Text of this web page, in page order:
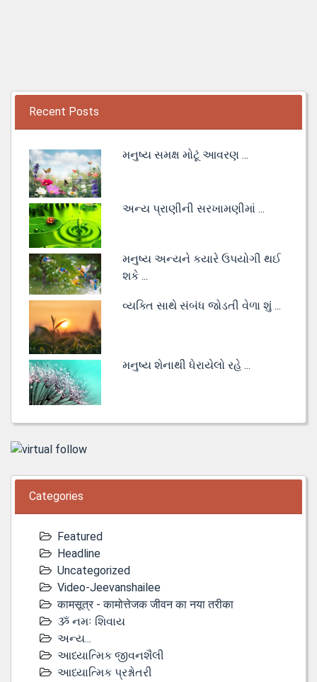
Recent Posts
મનુષ્ય સમક્ષ મોટૂં આવરણ ...
અન્ય પ્રાણીની સરખામણીમાં ...
મનુષ્ય અન્યને કયારે ઉપયોગી થઈ
શકે ...
વ્યક્તિ સાથે સંબંધ જોડતી વેળા શું ...
મનુષ્ય શેનાથી ધેરાયેલો રહે ...
Categories
Featured
Headline
Uncategorized
Video-Jeevanshailee
कामसूत्र - कामोत्तेजक जीवन का नया तरीका
ૐ નમઃ શિવાય
અન્ય...
આધ્યાત્મિક જીવનશૈલી
આધ્યાત્મિક પ્રશ્નોતરી